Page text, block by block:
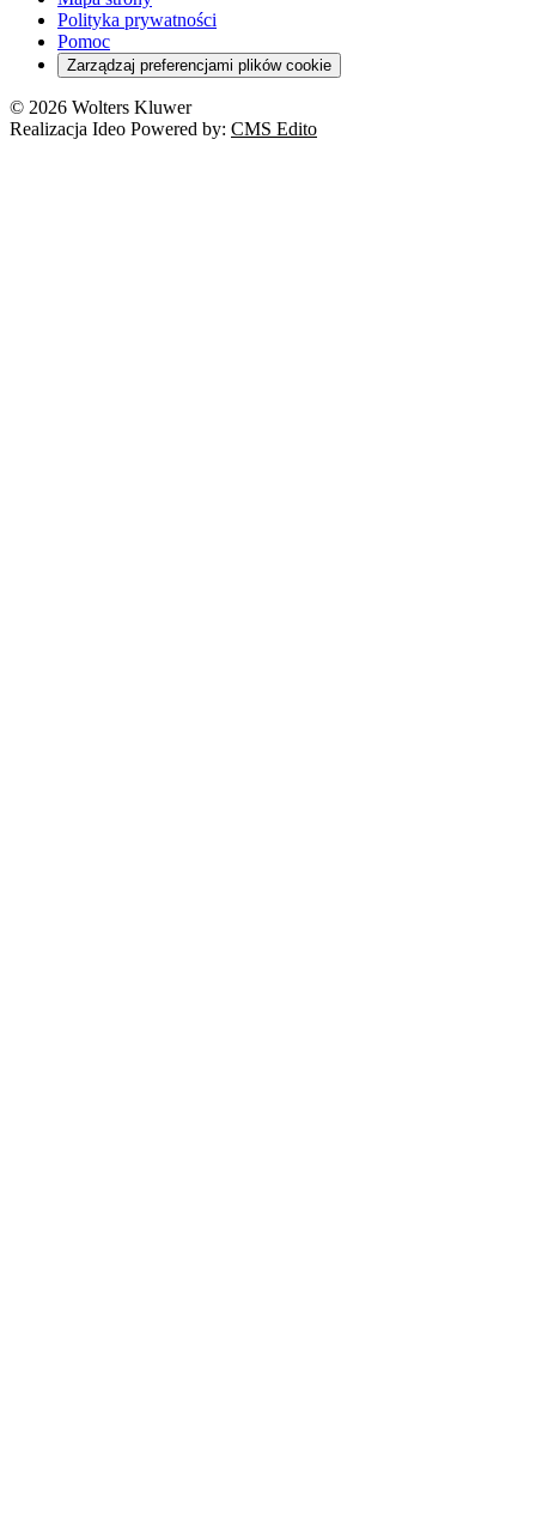
Polityka prywatności
Pomoc
Zarządzaj preferencjami plików cookie
© 2026 Wolters Kluwer
Realizacja Ideo Powered by: CMS Edito